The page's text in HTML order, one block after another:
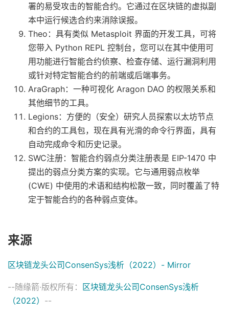
署的易受攻击的智能合约。它通过在区块链的虚拟副
本中运行候选合约来消除误报。
Theo：具有类似 Metasploit 界面的开发工具，可将
您带入 Python REPL 控制台，您可以在其中使用可
用功能进行智能合约侦察、检查存储、运行漏洞利用
或针对特定智能合约的前端或后端事务。
AraGraph：一种可视化 Aragon DAO 的权限关系和
其他细节的工具。
Legions：方便的（安全）研究人员探索以太坊节点
和合约的工具包，现在具有光滑的命令行界面，具有
自动完成命令和历史记录。
SWC注册：智能合约弱点分类注册表是 EIP-1470 中
提出的弱点分类方案的实现。它与通用弱点枚举
(CWE) 中使用的术语和结构松散一致，同时覆盖了特
定于智能合约的各种弱点变体。
来源
区块链龙头公司ConsenSys浅析（2022）- Mirror
--随缘箭·版权所有： 区块链龙头公司ConsenSys浅析
（2022） --